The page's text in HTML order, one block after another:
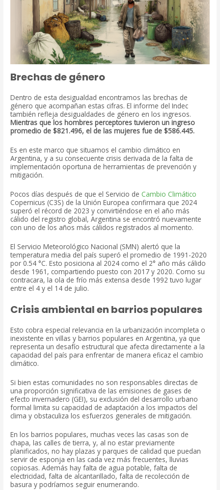
Brechas de género
Dentro de esta desigualdad encontramos las brechas de
género que acompañan estas cifras. El informe del Indec
también refleja desigualdades de género en los ingresos.
Mientras que los hombres perceptores tuvieron un ingreso
promedio de $821.496, el de las mujeres fue de $586.445.
Es en este marco que situamos el cambio climático en
Argentina, y a su consecuente crisis derivada de la falta de
implementación oportuna de herramientas de prevención y
mitigación.
Pocos días después de que el Servicio de Cambio Climático
Copernicus (C3S) de la Unión Europea confirmara que 2024
superó el récord de 2023 y convirtiéndose en el año más
cálido del registro global, Argentina se encontró nuevamente
con uno de los años más cálidos registrados al momento.
El Servicio Meteorológico Nacional (SMN) alertó que la
temperatura media del país superó el promedio de 1991-2020
por 0.54 °C. Esto posiciona al 2024 como el 2° año más cálido
desde 1961, compartiendo puesto con 2017 y 2020. Como su
contracara, la ola de frío más extensa desde 1992 tuvo lugar
entre el 4 y el 14 de julio.
Crisis ambiental en barrios populares
Esto cobra especial relevancia en la urbanización incompleta o
inexistente en villas y barrios populares en Argentina, ya que
representa un desafío estructural que afecta directamente a la
capacidad del país para enfrentar de manera eficaz el cambio
climático.
Si bien estas comunidades no son responsables directas de
una proporción significativa de las emisiones de gases de
efecto invernadero (GEI), su exclusión del desarrollo urbano
formal limita su capacidad de adaptación a los impactos del
clima y obstaculiza los esfuerzos generales de mitigación.
En los barrios populares, muchas veces las casas son de
chapa, las calles de tierra, y, al no estar previamente
planificados, no hay plazas y parques de calidad que puedan
servir de esponja en las cada vez más frecuentes, lluvias
copiosas. Además hay falta de agua potable, falta de
electricidad, falta de alcantarillado, falta de recolección de
basura y podríamos seguir enumerando.